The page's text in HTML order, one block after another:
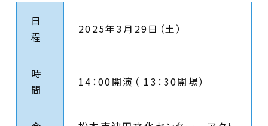
日
程
2025年3月29日（土）
時
間
14：00開演（ 13：30開場）